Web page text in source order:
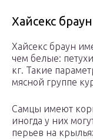
Хайсекс браун
Хайсекс браун
чем белые:
кг. Такие
мясной группе
Самцы имеют
иногда у них
перьев на